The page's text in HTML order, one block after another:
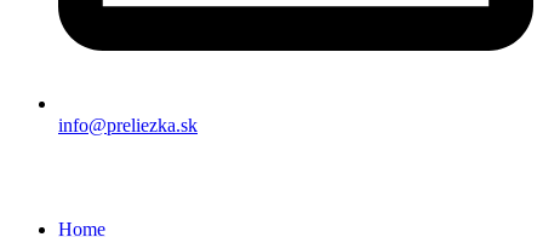
info@preliezka.sk
Home